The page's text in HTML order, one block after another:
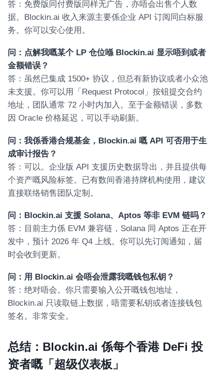
答：免费版同付费版同样无广告，亦唔会出售个人数
据。Blockin.ai 收入来源主要係企业 API 订阅同白标服
务。你可以安心使用。
问：点解我嘅某个 LP 仓位喺 Blockin.ai 显示唔到或者
金额错误？
答：虽然已集成 1500+ 协议，但总有新协议或者小众池
未支援。你可以用「Request Protocol」按钮提交合约
地址，团队通常 72 小时内加入。至于金额错误，多数
因 Oracle 价格延迟，可以手动刷新。
问：我係香港合规基金，Blockin.ai 嘅 API 可否用于生
成审计报告？
答：可以。企业版 API 支援历史数据导出，并且提供每
个资产嘅风险标签。已有数间香港持牌机构使用，建议
直接联络销售团队定制。
问：Blockin.ai 支援 Solana、Aptos 等非 EVM 链吗？
答：目前主力係 EVM 兼容链，Solana 同 Aptos 正在开
发中，预计 2026 年 Q4 上线。你可以先订阅通知，届
时会收到更新。
问：用 Blockin.ai 会唔会泄露我嘅钱包私钥？
答：绝对唔会。你只需要输入公开嘅钱包地址，
Blockin.ai 只读取链上数据，唔需要私钥或者连接钱包
签名。非常安全。
总结：Blockin.ai 係每个香港 DeFi 投
资者嘅「超级仪表板」